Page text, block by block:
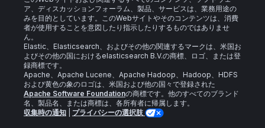
ア、ディスカッションフォーラム、製品、サービスは、業務用途の
みを目的としています。このWebサイトやそのコンテンツは、消費
者が使用することを意図したり指示したりするものではありませ
ん。
Elastic、Elasticsearch、およびその他の関連するマークは、米国お
よびその他の国におけるelasticsearch B.V.の商標、ロゴ、または登
録商標です。
Apache、Apache Lucene、Apache Hadoop、Hadoop、HDFS
および黄色の象のロゴは、米国および他の国々で登録された
Apache Software Foundationの商標です。他のすべてのブランド
名、製品名、または商標は、各所有者に帰属します。
収集時の通知
プライバシーの選択肢